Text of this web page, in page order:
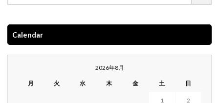
Calendar
2026年8月
月 火 水 木 金 土 日
1 2